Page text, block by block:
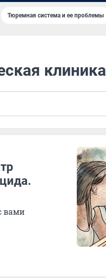
Тюремная система и ее проблемы
клиника
вами